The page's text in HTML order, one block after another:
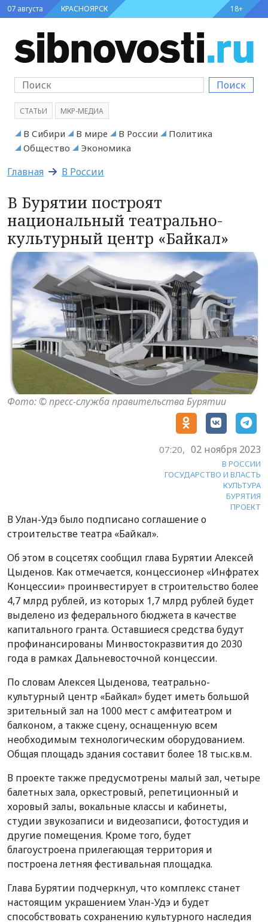
07 августа КРАСНОЯРСК 18+
Поиск
СТАТЬИ МКР-МЕДИА
В Сибири В мире В России
Политика
Общество
Экономика
Главная В России
В Бурятии построят
национальный театрально-
культурный центр «Байкал»
Фото: © пресс-служба правительства Бурятии
07:20, 02 ноября 2023
В РОССИИ
ГОСУДАРСТВО И ВЛАСТЬ
КУЛЬТУРА
БУРЯТИЯ
ПРОЕКТ
В Улан-Удэ было подписано соглашение о
строительстве театра «Байкал».
Об этом в соцсетях сообщил глава Бурятии Алексей
Цыденов. Как отмечается, концессионер «Инфратех
Концессии» проинвестирует в строительство более
4,7 млрд рублей, из которых 1,7 млрд рублей будет
выделено из федерального бюджета в качестве
капитального гранта. Оставшиеся средства будут
профинансированы Минвостокразвития до 2030
года в рамках Дальневосточной концессии.
По словам Алексея Цыденова, театрально-
культурный центр «Байкал» будет иметь большой
зрительный зал на 1000 мест с амфитеатром и
балконом, а также сцену, оснащенную всем
необходимым технологическим оборудованием.
Общая площадь здания составит более 18 тыс.кв.м.
В проекте также предусмотрены малый зал, четыре
балетных зала, оркестровый, репетиционный и
хоровый залы, вокальные классы и кабинеты,
студии звукозаписи и видеозаписи, фотостудия и
другие помещения. Кроме того, будет
благоустроена прилегающая территория и
построена летняя фестивальная площадка.
Глава Бурятии подчеркнул, что комплекс станет
настоящим украшением Улан-Удэ и будет
способствовать сохранению культурного наследия